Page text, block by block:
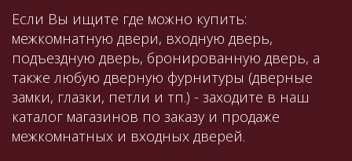
Если Вы ищите где можно купить:
межкомнатную двери, входную дверь,
подъездную дверь, бронированную дверь, а
также любую дверную фурнитуры (дверные
замки, глазки, петли и тп.) - заходите в наш
каталог магазинов по заказу и продаже
межкомнатных и входных дверей.